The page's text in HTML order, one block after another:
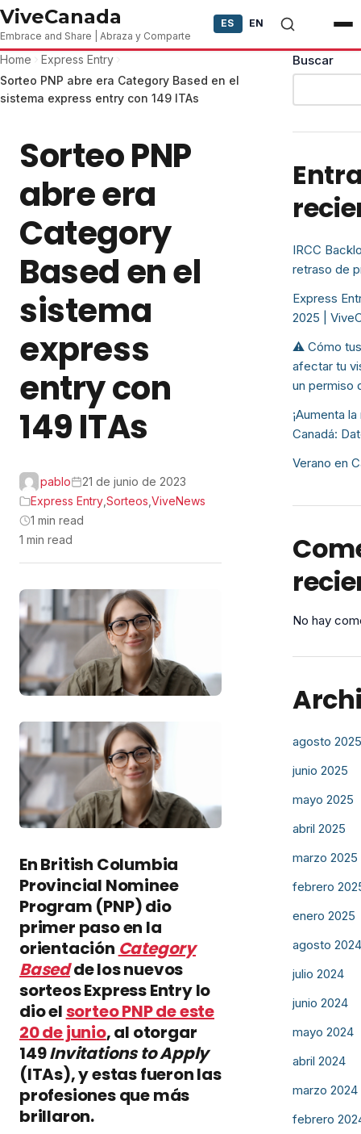
Skip to content
ViveCanada
Embrace and Share | Abraza y Comparte
ES EN
Home
Express Entry
Sorteo PNP abre era Category Based en el
sistema express entry con 149 ITAs
Sorteo PNP
abre era
Category
Based en el
sistema
express
entry con
149 ITAs
pablo
21 de junio de 2023
Express Entry Sorteos ViveNews
1 min read
1 min read
En British Columbia
Provincial Nominee
Program (PNP) dio
primer paso en la
orientación Category
Basedde los nuevos
sorteos Express Entry lo
dio elsorteo PNP de este
20 de junio, al otorgar
149Invitations to Apply
(ITAs), y estas fueron las
profesiones que más
brillaron.
Buscar
IRCC
retraso de
Express
2025 |
⚠️ Cómo
afectar tu
un permiso
¡Aumenta
Canadá:
Verano en
No hay
agosto 2025
junio 2025
mayo 2025
abril 2025
marzo 2025
febrero
enero 2025
agosto 2024
julio 2024
junio 2024
mayo 2024
abril 2024
marzo 2024
febrero